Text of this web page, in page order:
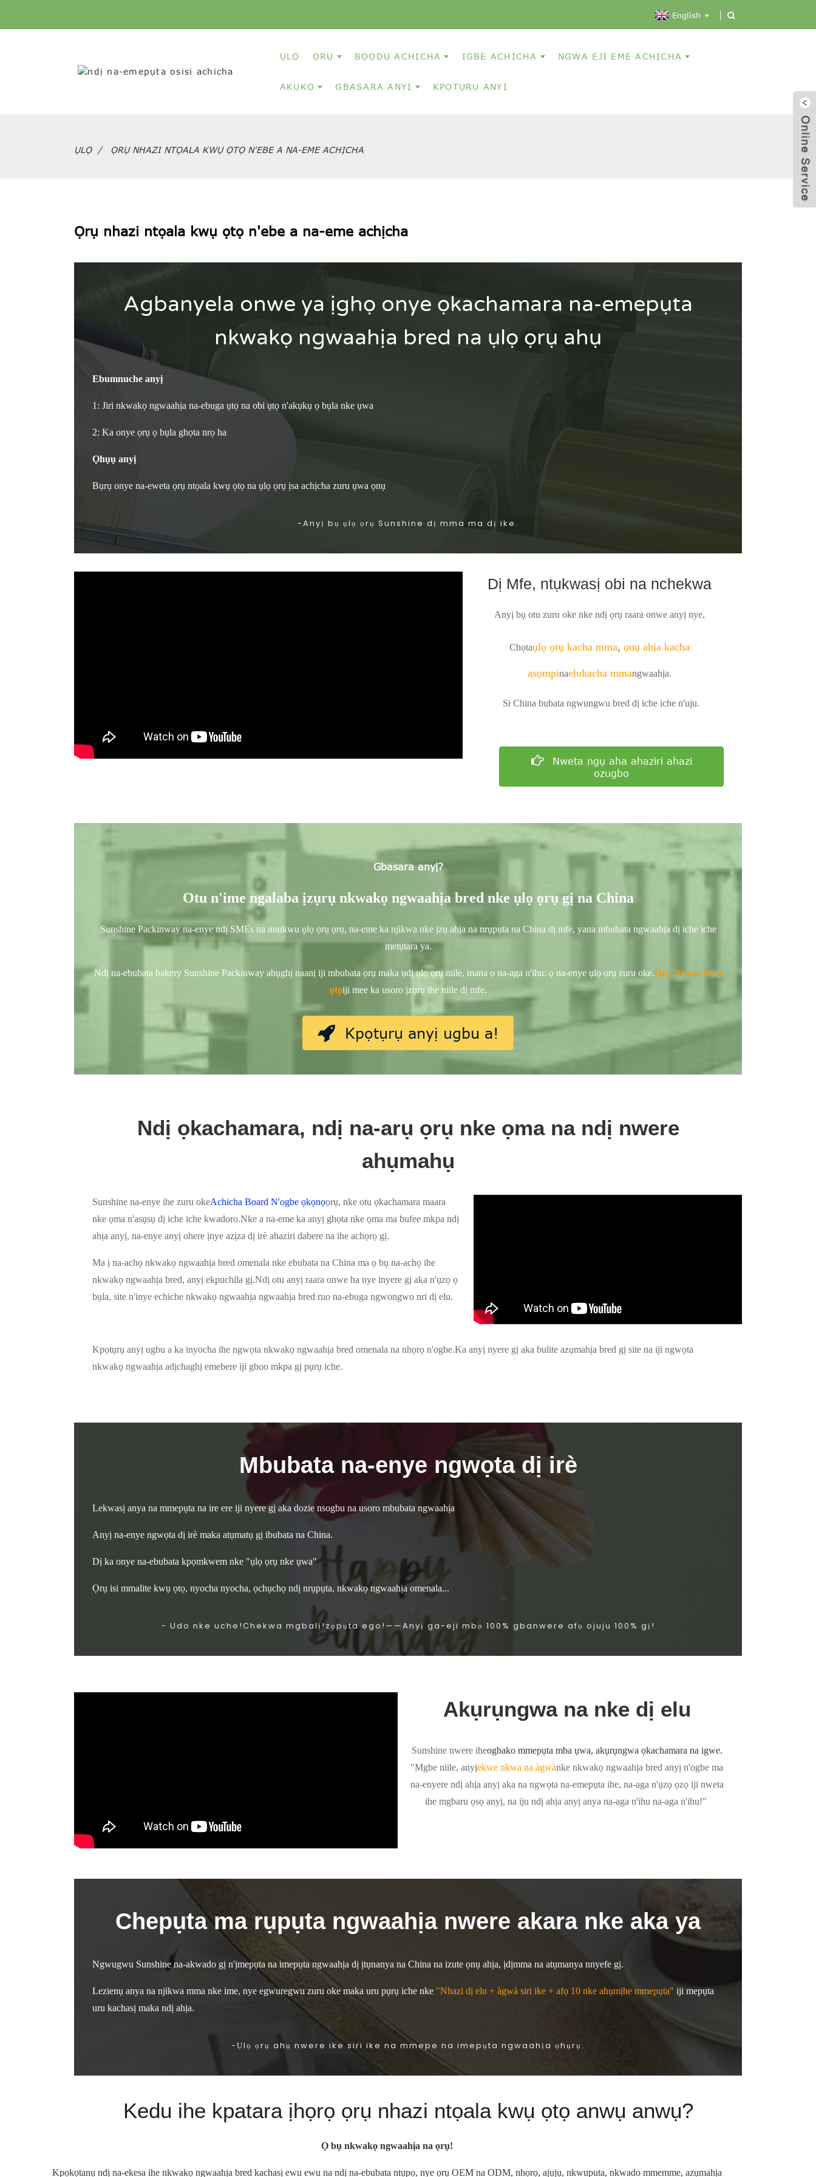
English
ỤLỌ ỌRỤ BỌỌDỤ ACHỊCHA IGBE ACHICHA NGWA EJI EME ACHỊCHA
AKỤKỌ GBASARA ANYỊ KPỌTỤRỤ ANYỊ
ỤLỌ ỌRỤ NHAZI NTỌALA KWỤ ỌTỌ N'EBE A NA-EME ACHỊCHA
Ọrụ nhazi ntọala kwụ ọtọ n'ebe a na-eme achịcha
Agbanyela onwe ya ịghọ onye ọkachamara na-emepụta
nkwakọ ngwaahịa bred na ụlọ ọrụ ahụ
Ebumnuche anyị
1: Jiri nkwakọ ngwaahịa na-ebuga ụtọ na obi ụtọ n'akụkụ ọ bụla nke ụwa
2: Ka onye ọrụ ọ bụla ghọta nrọ ha
Ọhụụ anyị
Bụrụ onye na-eweta ọrụ ntọala kwụ ọtọ na ụlọ ọrụ ịsa achịcha zuru ụwa ọnụ
-Anyị bụ ụlọ ọrụ Sunshine dị mma ma dị ike.
Dị Mfe, ntụkwasị obi na nchekwa
Anyị bụ otu zuru oke nke ndị ọrụ raara onwe anyị nye,
Chọtaụlọ ọrụ kacha mma, ọnụ ahịa kacha
asọmpinaelukacha mmangwaahịa.
Si China bubata ngwungwu bred dị iche iche n'uju.
Nweta ngụ aha ahaziri ahazi
ozugbo
Gbasara anyị?
Otu n'ime ngalaba ịzụrụ nkwakọ ngwaahịa bred nke ụlọ ọrụ gị na China
Sunshine Packinway na-enye ndị SMEs na nnukwu ụlọ ọrụ ọrụ, na-eme ka njikwa nke ịzụ ahịa na nrụpụta na China dị mfe, yana mbubata ngwaahịa dị iche iche
metụtara ya.
Ndị na-ebubata bakery Sunshine Packinway abụghị naanị iji mbubata ọrụ maka ụdị ụlọ ọrụ niile, mana ọ na-aga n'ihu: ọ na-enye ụlọ ọrụ zuru oke.Ọrụ Ntọala kwụ
ọtọiji mee ka usoro ịzụrụ ihe niile dị mfe.
Kpọtụrụ anyị ugbu a!
Ndị ọkachamara, ndị na-arụ ọrụ nke ọma na ndị nwere
ahụmahụ
Sunshine na-enye ihe zuru okeAchicha Board N'ogbe ọkọnọọrụ, nke otu ọkachamara maara
nke ọma n'asụsụ dị iche iche kwadoro.Nke a na-eme ka anyị ghọta nke ọma ma bufee mkpa ndị
ahịa anyị, na-enye anyị ohere ịnye azịza dị irè ahaziri dabere na ihe achọrọ gị.
Ma ị na-achọ nkwakọ ngwaahịa bred omenala nke ebubata na China ma ọ bụ na-achọ ihe
nkwakọ ngwaahịa bred, anyị ekpuchila gị.Ndị otu anyị raara onwe ha nye inyere gị aka n'ụzọ ọ
bụla, site n'inye echiche nkwakọ ngwaahịa ngwaahịa bred ruo na-ebuga ngwongwo nri dị elu.
Kpọtụrụ anyị ugbu a ka inyocha ihe ngwọta nkwakọ ngwaahịa bred omenala na nhọrọ n'ogbe.Ka anyị nyere gị aka bulite azụmahịa bred gị site na iji ngwọta
nkwakọ ngwaahịa adịchaghị emebere iji gboo mkpa gị pụrụ iche.
Mbubata na-enye ngwọta dị irè
Lekwasị anya na mmepụta na ire ere iji nyere gị aka dozie nsogbu na usoro mbubata ngwaahịa
Anyị na-enye ngwọta dị irè maka atụmatụ gị ibubata na China.
Dị ka onye na-ebubata kpọmkwem nke "ụlọ ọrụ nke ụwa"
Ọrụ isi mmalite kwụ ọtọ, nyocha nyocha, ọchụchọ ndị nrụpụta, nkwakọ ngwaahịa omenala...
- Udo nke uche!Chekwa mgbalị!zọpụta ego!——Anyị ga-eji mbọ 100% gbanwere afọ ojuju 100% gị!
Akụrụngwa na nke dị elu
Sunshine nwere iheogbako mmepụta mba ụwa, akụrụngwa ọkachamara na igwe.
"Mgbe niile, anyịekwe nkwa na àgwànke nkwakọ ngwaahịa bred anyị n'ogbe ma
na-enyere ndị ahịa anyị aka na ngwọta na-emepụta ihe, na-aga n'ụzọ ọzọ iji nweta
ihe mgbaru ọsọ anyị, na iju ndị ahịa anyị anya na-aga n'ihu na-aga n'ihu!"
Chepụta ma rụpụta ngwaahịa nwere akara nke aka ya
Ngwugwu Sunshine na-akwado gị n'ịmepụta na imepụta ngwaahịa dị ịtụnanya na China na izute ọnụ ahịa, ịdịmma na atụmanya nnyefe gị.
Lezienụ anya na njikwa mma nke ime, nye egwuregwu zuru oke maka uru pụrụ iche nke "Nhazi dị elu + àgwà siri ike + afọ 10 nke ahụmịhe mmepụta" iji mepụta
uru kachasị maka ndị ahịa.
-Ụlọ ọrụ ahụ nwere ike siri ike na mmepe na imepụta ngwaahịa ọhụrụ.
Kedu ihe kpatara ịhọrọ ọrụ nhazi ntọala kwụ ọtọ anwụ anwụ?
Ọ bụ nkwakọ ngwaahịa na ọrụ!
Kpọkọtanụ ndị na-ekesa ihe nkwakọ ngwaahịa bred kachasị ewu ewu na ndị na-ebubata ntụpọ, nye ọrụ OEM na ODM, nhọrọ, ajụjụ, nkwuputa, nkwado mmemme, azụmahịa